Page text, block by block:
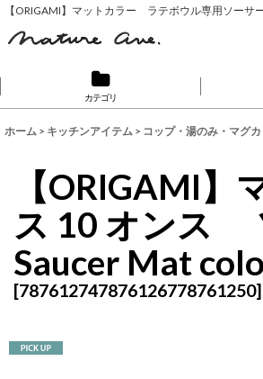
【ORIGAMI】マットカラー ラテボウル専用ソ
カテゴリ
ホーム > キッチンアイテム > コップ・湯のみ・マグ
【ORIGAMI
ス 10 オンス
Saucer Mat
[787612747876126778761250]